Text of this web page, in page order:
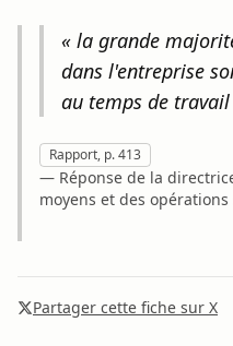
« la grande
dans l'entreprise
au temps de travail
Rapport, p. 413
— Réponse de la
moyens et des
Partager cette fiche sur X